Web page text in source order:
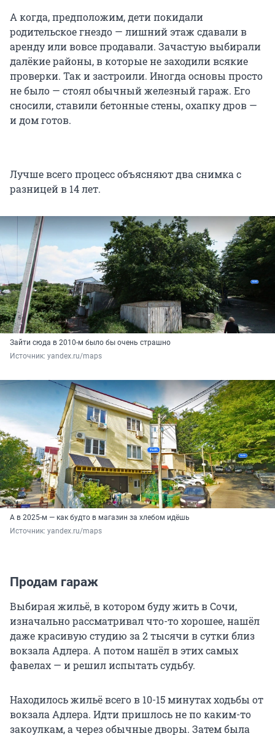
А когда, предположим, дети покидали
родительское гнездо — лишний этаж сдавали в
аренду или вовсе продавали. Зачастую выбирали
далёкие районы, в которые не заходили всякие
проверки. Так и застроили. Иногда основы просто
не было — стоял обычный железный гараж. Его
сносили, ставили бетонные стены, охапку дров —
и дом готов.
Лучше всего процесс объясняют два снимка с
разницей в 14 лет.
Зайти сюда в 2010-м было бы очень страшно
Источник: yandex.ru/maps
А в 2025-м — как будто в магазин за хлебом идёшь
Источник: yandex.ru/maps
Продам гараж
Выбирая жильё, в котором буду жить в Сочи,
изначально рассматривал что-то хорошее, нашёл
даже красивую студию за 2 тысячи в сутки близ
вокзала Адлера. А потом нашёл в этих самых
фавелах — и решил испытать судьбу.
Находилось жильё всего в 10-15 минутах ходьбы от
вокзала Адлера. Идти пришлось не по каким-то
закоулкам, а через обычные дворы. Затем была